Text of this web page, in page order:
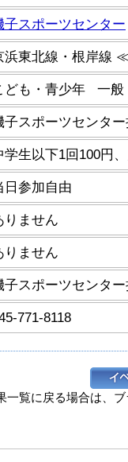
子スポーツセンター
浜東北線・根岸線
ども・青少年 一
子スポーツセンタ
学生以下1回100円
日参加自由
りません
りません
子スポーツセンタ
771-8118
一覧に戻る場合は、